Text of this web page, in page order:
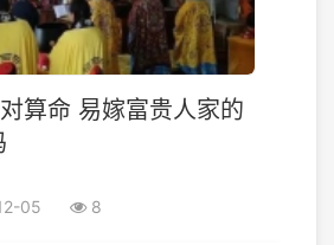
算命 易嫁富贵人家的
05 8